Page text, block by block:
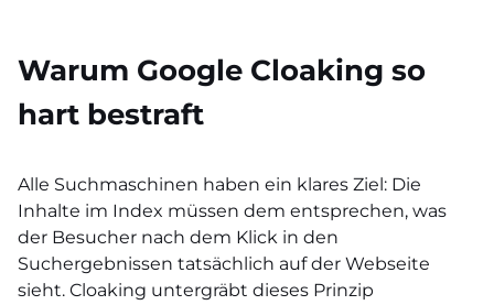
Warum Google Cloaking so
hart bestraft
Alle Suchmaschinen haben ein klares Ziel: Die
Inhalte im Index müssen dem entsprechen, was
der Besucher nach dem Klick in den
Suchergebnissen tatsächlich auf der Webseite
sieht. Cloaking untergräbt dieses Prinzip